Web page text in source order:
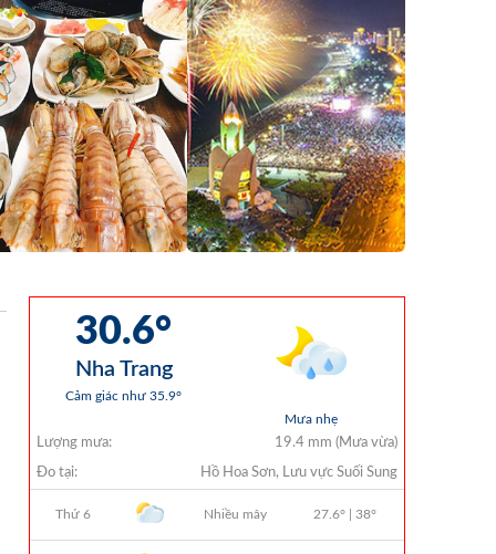
QUYẾT ĐỊNH 939/QĐ-VNT Về Việc
Công Khai Thực Hiện Dự Toán Thu –
Chi Ngân Sách 6 Tháng Đầu Năm 2026
QUYẾT ĐỊNH 938/QĐ-VNT Về Việc
Điều Chỉnh Phụ Lục Ban Hành Kèm
Theo Quyết Định Số 479/QĐ-VNT
Ngày 07/04/2026
QUYẾT ĐỊNH 903/QĐ-VNT Vê Việc
Công Khai Thực Hiện Dự Toán Thu –
Các Yếu Tố Để Ước Tính Tổng Doanh
Thu Phát Triển, Ước Tính Tổng Chi Phí
Phát Triển Của Thửa Đất, Khu Đất Khi
Xác Định Giá Đất Theo Phương Pháp
Thặng Dư Và Các Yếu Tố Ảnh Hưởng
Đến Giá Đất Khi Xác Định Giá Đất Cụ
Thể Trên Địa Bàn Tỉnh Khánh Hòa
THÔNG BÁO Số 707/TB-VNT: Kết Quả
Lựa Chọn Đơn Vị Tổ Chức Đấu Giá Tài
Sản Đối Với Mô Tô Nước Cứu Hộ VNT